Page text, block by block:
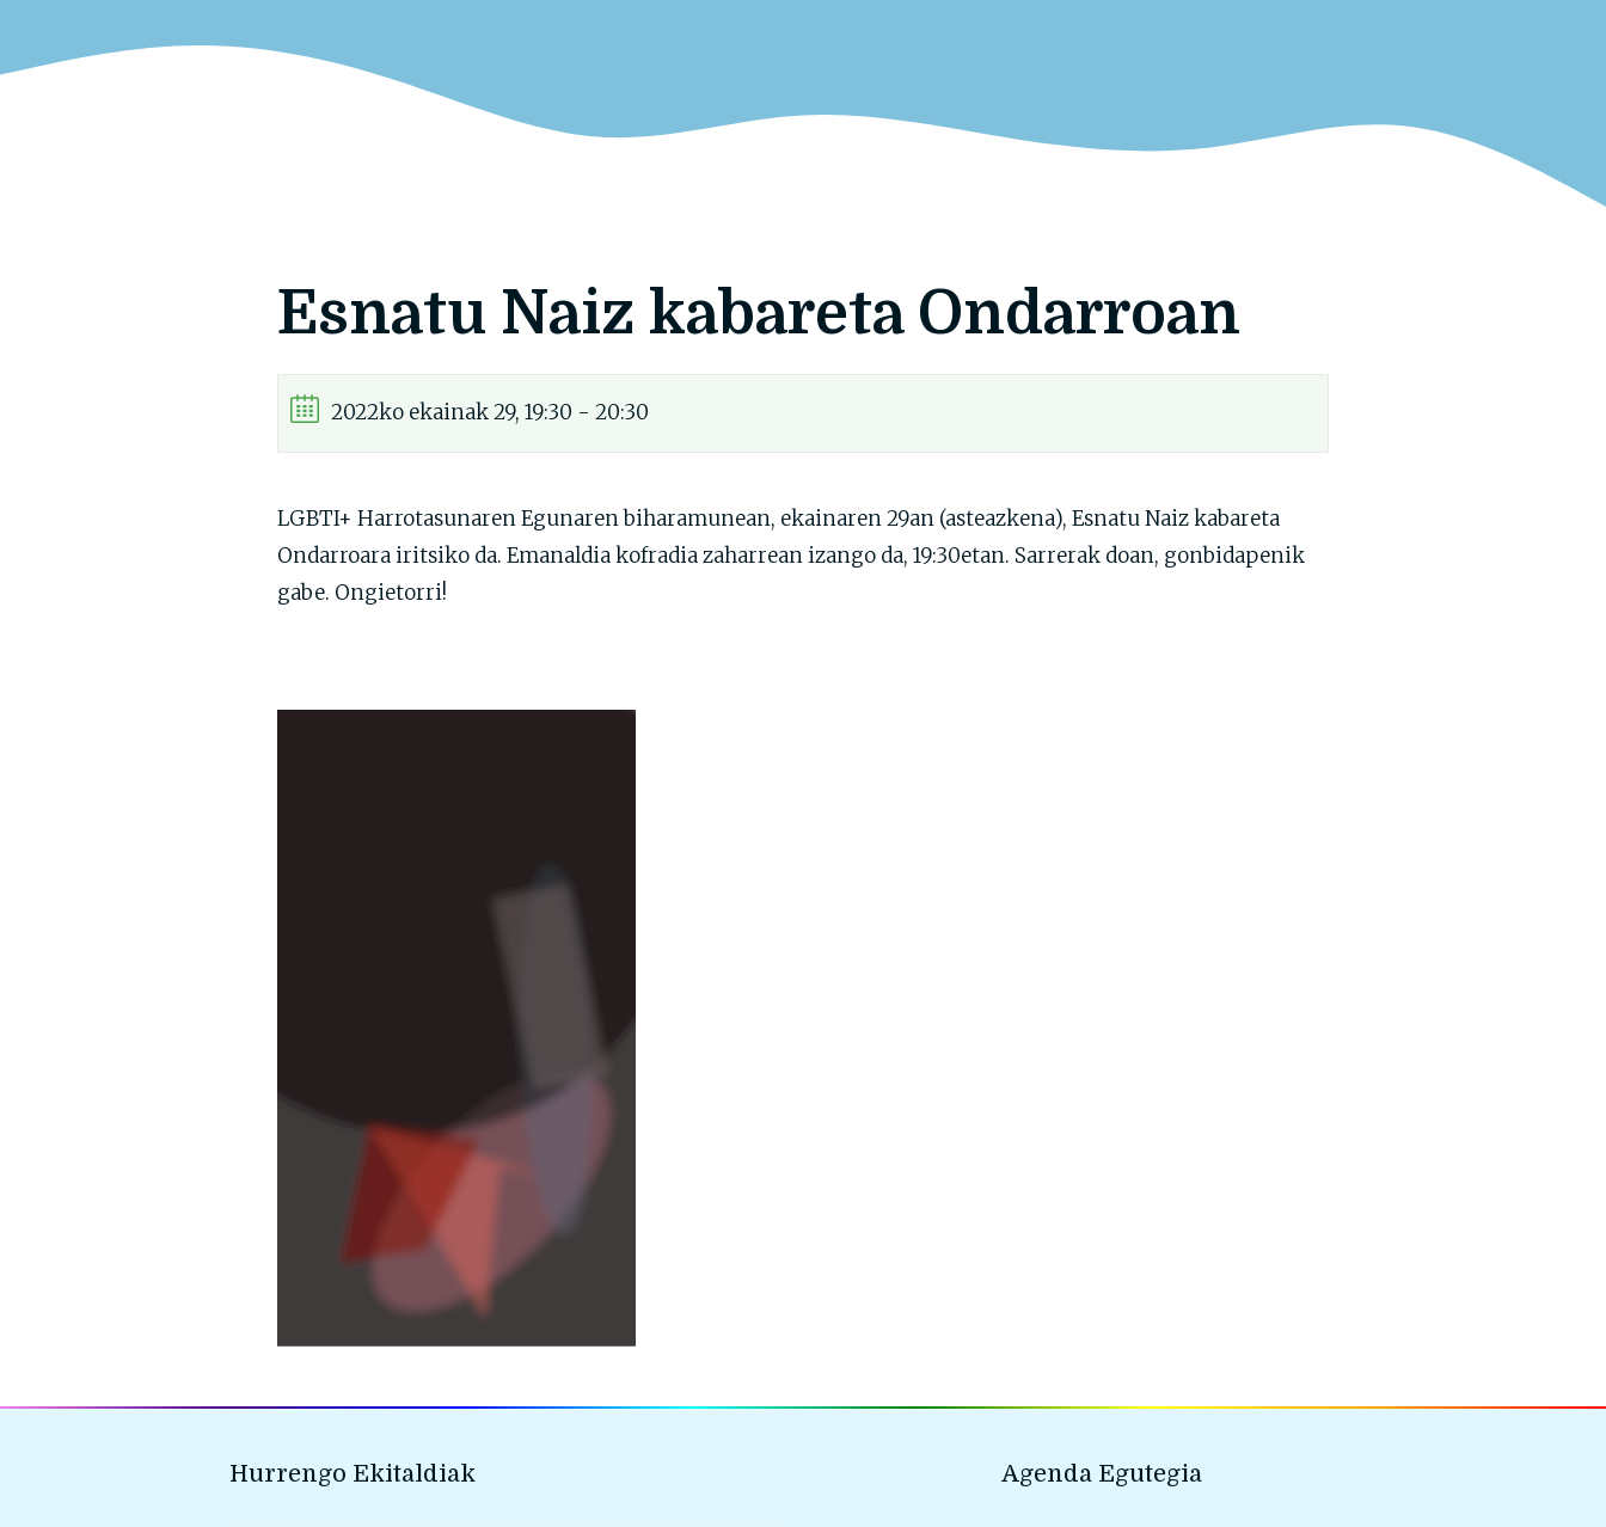
Esnatu Naiz kabareta Ondarroan
2022ko ekainak 29, 19:30 - 20:30
LGBTI+ Harrotasunaren Egunaren biharamunean, ekainaren 29an (asteazkena), Esnatu Naiz kabareta
Ondarroara iritsiko da. Emanaldia kofradia zaharrean izango da, 19:30etan. Sarrerak doan, gonbidapenik
gabe. Ongietorri!
Hurrengo Ekitaldiak Agenda Egutegia